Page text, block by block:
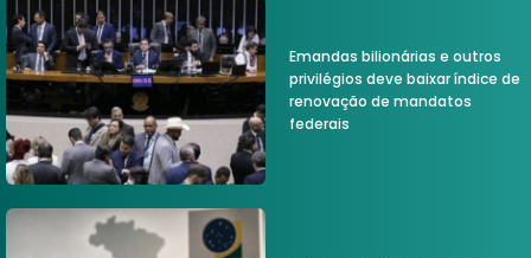
Emandas bilionárias e outros
privilégios deve baixar índice de
renovação de mandatos
federais